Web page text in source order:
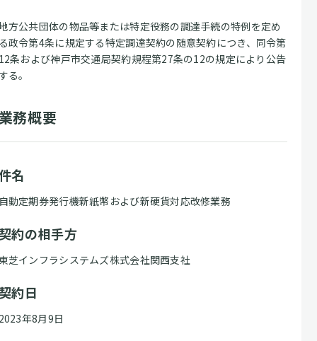
方公共団体の物品等または特定役務の調達手続の特例を定め
政令第4条に規定する特定調達契約の随意契約につき、同令第
条および神戸市交通局契約規程第27条の12の規定により公告
る。
務概要
名
動定期券発行機新紙幣および新硬貨対応改修業務
約の相手方
芝インフラシステムズ株式会社関西支社
約日
年8月9日